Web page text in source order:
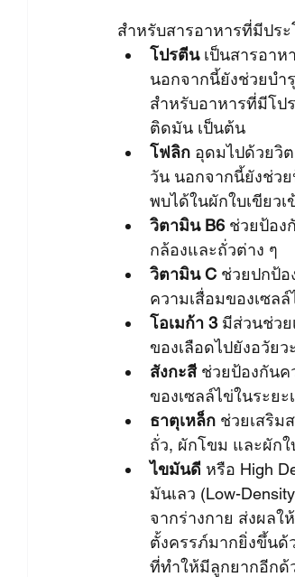
สำหรับสารอาหารที่มีป
โปรตีน เป็นสารอาห
นอกจากนี้ยังช่วยบำ
สำหรับอาหารที่มีโป
ติดมัน เป็นต้น
โฟลิก อุดมไปด้วยวิ
วัน นอกจากนี้ยังช่ว
พบได้ในผักใบเขียว
วิตามิน B6 ช่วยป้อง
กล้องและถั่วต่าง ๆ
วิตามิน C ช่วยปกป้อ
ความเสื่อมของเซล
โอเมก้า 3 มีส่วนช่วย
ของเลือดไปยังอวัย
สังกะสี ช่วยป้องกันค
ของเซลล์ไข่ในระย
ธาตุเหล็ก ช่วยเสริม
ถั่ว, ผักโขม และผักใ
ไขมันดี หรือ High
มันเลว (Low-
จากร่างกาย ส่งผล
ตั้งครรภ์มากยิ่งขึ้นด้
ที่ทำให้มีลูกยากอีกด้